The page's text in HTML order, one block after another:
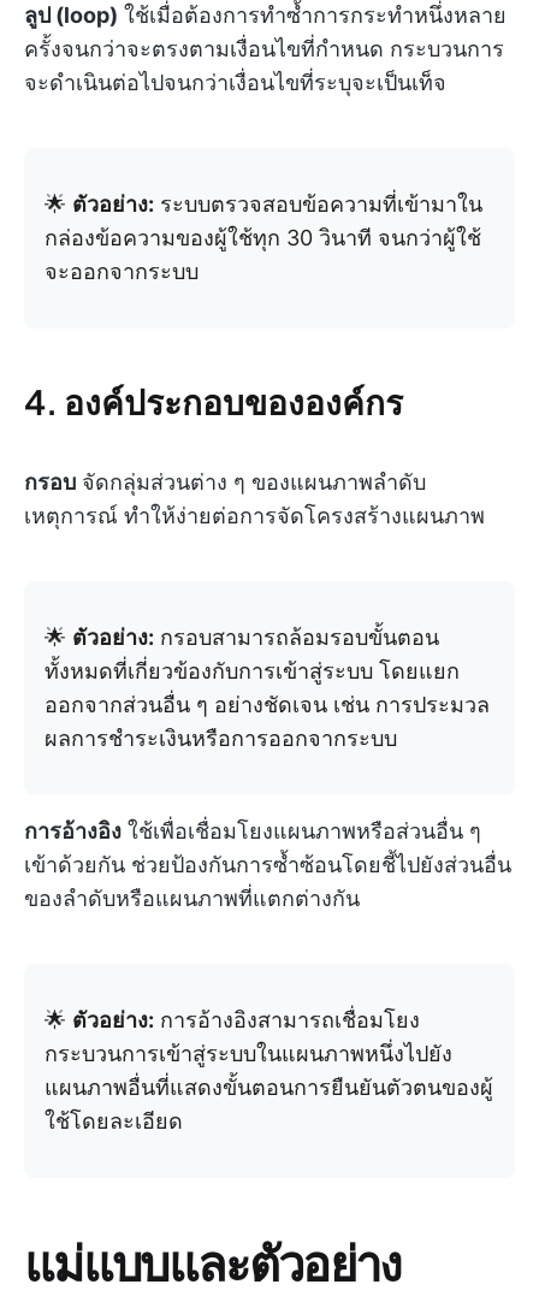
ลูป (loop) ใช้เมื่อต้องการทำซ้ำการกระทำหนึ่งหลาย
ครั้งจนกว่าจะตรงตามเงื่อนไขที่กำหนด กระบวนการ
จะดำเนินต่อไปจนกว่าเงื่อนไขที่ระบุจะเป็นเท็จ
🌟 ตัวอย่าง: ระบบตรวจสอบข้อความที่เข้ามาใน
กล่องข้อความของผู้ใช้ทุก 30 วินาที จนกว่าผู้ใช้
จะออกจากระบบ
4. องค์ประกอบขององค์กร
กรอบ จัดกลุ่มส่วนต่าง ๆ ของแผนภาพลำดับ
เหตุการณ์ ทำให้ง่ายต่อการจัดโครงสร้างแผนภาพ
🌟 ตัวอย่าง: กรอบสามารถล้อมรอบขั้นตอน
ทั้งหมดที่เกี่ยวข้องกับการเข้าสู่ระบบ โดยแยก
ออกจากส่วนอื่น ๆ อย่างชัดเจน เช่น การประมวล
ผลการชำระเงินหรือการออกจากระบบ
การอ้างอิง ใช้เพื่อเชื่อมโยงแผนภาพหรือส่วนอื่น ๆ
เข้าด้วยกัน ช่วยป้องกันการซ้ำซ้อนโดยชี้ไปยังส่วนอื่น
ของลำดับหรือแผนภาพที่แตกต่างกัน
🌟 ตัวอย่าง: การอ้างอิงสามารถเชื่อมโยง
กระบวนการเข้าสู่ระบบในแผนภาพหนึ่งไปยัง
แผนภาพอื่นที่แสดงขั้นตอนการยืนยันตัวตนของผู้
ใช้โดยละเอียด
แม่แบบและตัวอย่าง